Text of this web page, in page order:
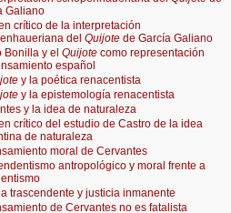
Galiano
crítico de la interpretación
del Quijotede García Galiano
Bonilla y el Quijotecomo representación
español
y la poética renacentista
y la epistemología renacentista
y la idea de naturaleza
crítico del estudio de Castro de la idea
de naturaleza
moral de Cervantes
antropológico y moral frente a
trascendente y justicia inmanente
de Cervantes no es fatalista